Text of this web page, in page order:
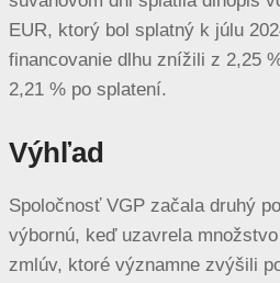
EUR, ktorý bol splatný k júlu
financovanie dlhu znížili z 2,25
2,21 % po splatení.
Výhľad
Spoločnosť VGP začala druhý
výbornú, keď uzavrela
zmlúv, ktoré významne zvýšili